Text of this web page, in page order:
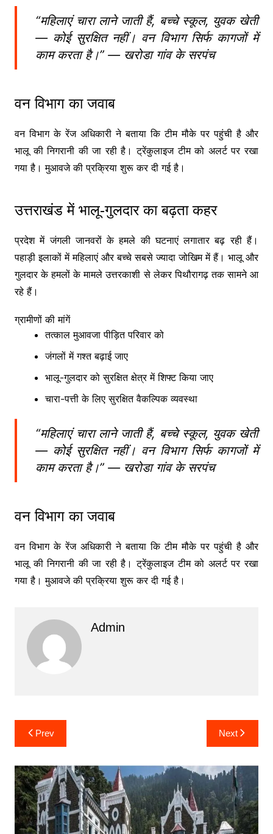
“महिलाएं चारा लाने जाती हैं, बच्चे स्कूल, युवक खेती
— कोई सुरक्षित नहीं। वन विभाग सिर्फ कागजों में
काम करता है।” — खरोडा गांव के सरपंच
वन विभाग का जवाब
वन विभाग के रेंज अधिकारी ने बताया कि टीम मौके पर पहुंची है और
भालू की निगरानी की जा रही है। ट्रेंकुलाइज टीम को अलर्ट पर रखा
गया है। मुआवजे की प्रक्रिया शुरू कर दी गई है।
उत्तराखंड में भालू-गुलदार का बढ़ता कहर
प्रदेश में जंगली जानवरों के हमले की घटनाएं लगातार बढ़ रही हैं।
पहाड़ी इलाकों में महिलाएं और बच्चे सबसे ज्यादा जोखिम में हैं। भालू और
गुलदार के हमलों के मामले उत्तरकाशी से लेकर पिथौरागढ़ तक सामने आ
रहे हैं।
ग्रामीणों की मांगें
तत्काल मुआवजा पीड़ित परिवार को
जंगलों में गश्त बढ़ाई जाए
भालू-गुलदार को सुरक्षित क्षेत्र में शिफ्ट किया जाए
चारा-पत्ती के लिए सुरक्षित वैकल्पिक व्यवस्था
“महिलाएं चारा लाने जाती हैं, बच्चे स्कूल, युवक खेती
— कोई सुरक्षित नहीं। वन विभाग सिर्फ कागजों में
काम करता है।” — खरोडा गांव के सरपंच
वन विभाग का जवाब
वन विभाग के रेंज अधिकारी ने बताया कि टीम मौके पर पहुंची है और
भालू की निगरानी की जा रही है। ट्रेंकुलाइज टीम को अलर्ट पर रखा
गया है। मुआवजे की प्रक्रिया शुरू कर दी गई है।
Admin
Post
navigation
Prev Next